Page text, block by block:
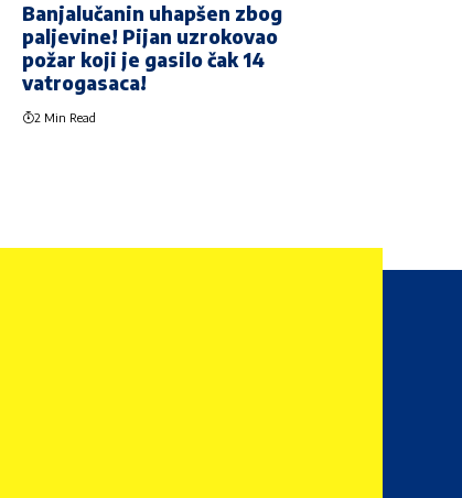
Banjalučanin uhapšen zbog
paljevine! Pijan uzrokovao
požar koji je gasilo čak 14
vatrogasaca!
2 Min Read